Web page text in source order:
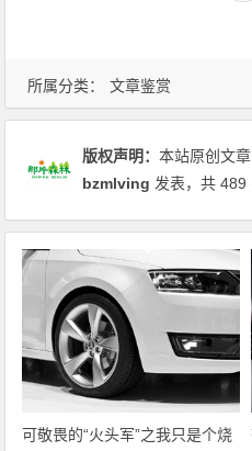
所属分类： 文章鉴赏
版权声明：本站原创文
bzmlving 发表，共 489
可敬畏的“火头军”之我只是个烧